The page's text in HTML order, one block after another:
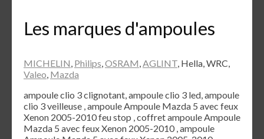
Les marques d'ampoules
MICHELIN, Philips,OSRAM,AGLINT, Hella, WRC,
Valeo, Mazda
ampoule clio 3 clignotant, ampoule clio 3 led, ampoule
clio 3 veilleuse , ampoule Ampoule Mazda 5 avec feux
Xenon 2005-2010 feu stop , coffret ampoule Ampoule
Mazda 5 avec feux Xenon 2005-2010 , ampoule